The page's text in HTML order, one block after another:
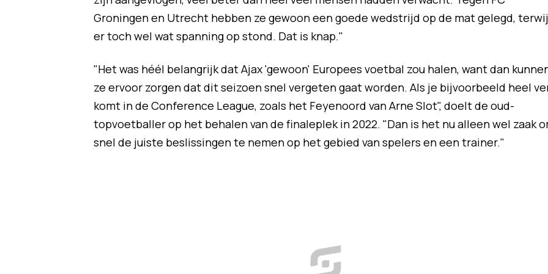
Groningen en Utrecht hebben ze gewoon een goede wedstrijd op de mat gelegd,
er toch wel wat spanning op stond. Dat is knap."
"Het was héél belangrijk dat Ajax 'gewoon' Europees voetbal zou halen, want dan
ze ervoor zorgen dat dit seizoen snel vergeten gaat worden. Als je bijvoorbeeld heel
komt in de Conference League, zoals het Feyenoord van Arne Slot", doelt de oud-
topvoetballer op het behalen van de finaleplek in 2022. "Dan is het nu alleen wel zaak
snel de juiste beslissingen te nemen op het gebied van spelers en een trainer."